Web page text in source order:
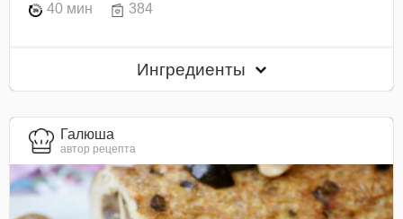
40 мин 384
Ингредиенты
Галюша
автор рецепта